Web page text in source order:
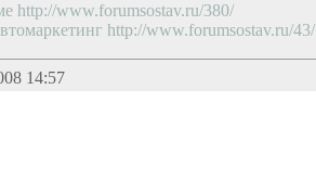
http://www.forumsostav.ru/380/
http://www.forumsostav.ru/43/
14:57